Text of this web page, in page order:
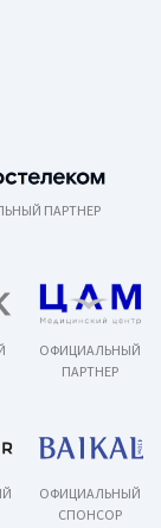
ПАРТНЕР
ОФИЦИАЛЬНЫЙ
ПАРТНЕР
ОФИЦИАЛЬНЫЙ
СПОНСОР